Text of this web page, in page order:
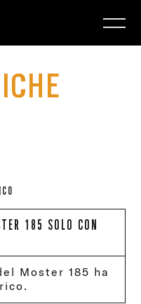
185 SOLO CON
Moster 185 ha